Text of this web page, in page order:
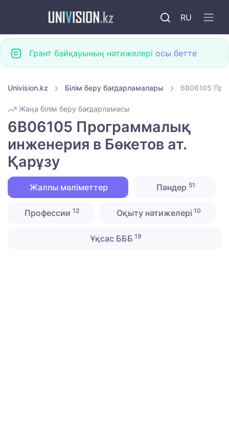
RU
Грант байқауының нәтижелері осы бетте
Univision.kz Білім беру бағдарламалары 6B06105
Жаңа білім беру бағдарламасы
6B06105 Программалық
инженерия в Бөкетов ат.
Қарұзу
Жалпы мәліметтер Пәндер 51
Профессии 12 Оқыту нәтижелері 10
Ұқсас БББ 19